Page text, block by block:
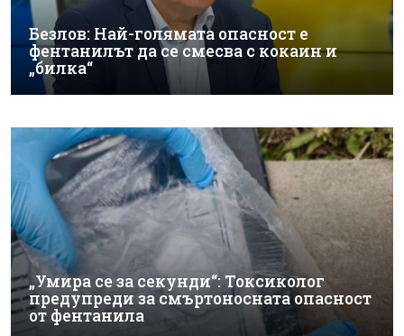
Безлов: Най-голямата опасност е
фентанилът да се смесва с кокаин и
„билка“
„Умира се за секунди“: Токсиколог
предупреди за смъртоносната опасност
от фентанила